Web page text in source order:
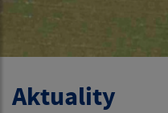
Aktuality